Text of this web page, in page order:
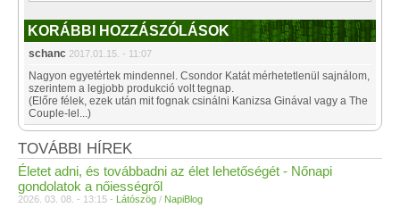
KORÁBBI HOZZÁSZÓLÁSOK
schanc 2017.01.15. - 11:07
Nagyon egyetértek mindennel. Csondor Katát mérhetetlenül sajnálom,
szerintem a legjobb produkció volt tegnap.
(Előre félek, ezek után mit fognak csinálni Kanizsa Ginával vagy a The
Couple-lel...)
TOVÁBBI HÍREK
Életet adni, és továbbadni az élet lehetőségét - Nőnapi
gondolatok a nőiességről
2026. 03. 08. - 13:15 - Látószög / NapiBlog